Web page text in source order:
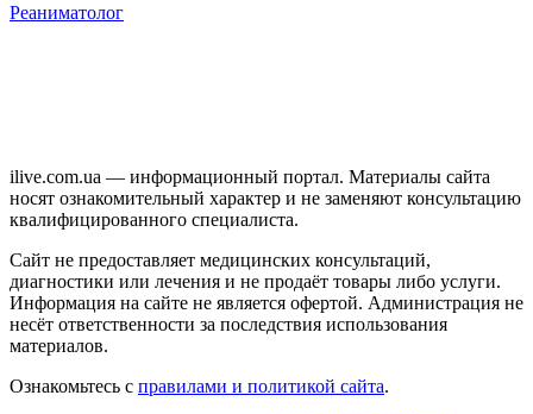
Реаниматолог
ilive.com.ua — информационный портал. Материалы сайта
носят ознакомительный характер и не заменяют консультацию
квалифицированного специалиста.
Сайт не предоставляет медицинских консультаций,
диагностики или лечения и не продаёт товары либо услуги.
Информация на сайте не является офертой. Администрация не
несёт ответственности за последствия использования
материалов.
Ознакомьтесь с правилами и политикой сайта.